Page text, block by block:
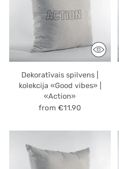
Dekoratīvais spilvens |
kolekcija «Good vibes» |
«Action»
from €11.90